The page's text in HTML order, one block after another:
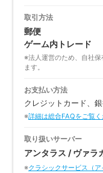
取引方法
郵便
ゲーム内トレード
※法人運営のため、自社
ます。
お支払い方法
クレジットカード、
※詳細は総合FAQをご覧く
取り扱いサーバー
アンタラス / ヴァラ
※クラシックサービス（